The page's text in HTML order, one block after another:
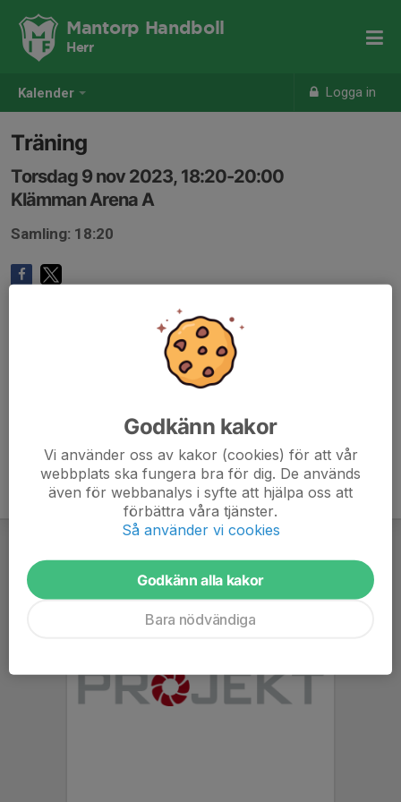
Kalender Logga in
Mantorp Handboll
Herr
Träning
Torsdag 9 nov 2023, 18:20-20:00
Klämman Arena A
Samling: 18:20
Godkänn kakor
Vi använder oss av kakor (cookies) för att vår
webbplats ska fungera bra för dig. De används
även för webbanalys i syfte att hjälpa oss att
förbättra våra tjänster.
Så använder vi cookies
Godkänn alla kakor
Bara nödvändiga